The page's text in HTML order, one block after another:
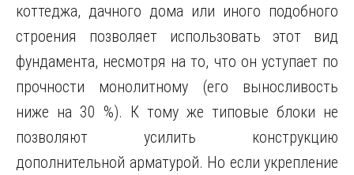
коттеджа, дачного дома или иного подобного
строения позволяет использовать этот вид
фундамента, несмотря на то, что он уступает по
прочности монолитному (его выносливость
ниже на 30 %). К тому же типовые блоки не
позволяют усилить конструкцию
дополнительной арматурой. Но если укрепление